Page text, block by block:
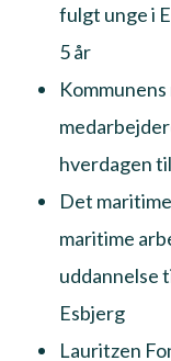
fulgt unge i
5 år
hverdagen
Det
maritime
uddannelse
Esbjerg
Lauritzen